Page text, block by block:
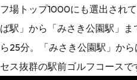
フ場トップ1000にも選出され
ば駅」から「みさき公園駅」
ら25分。「みさき公園駅」か
セス抜群の駅前ゴルフコースで